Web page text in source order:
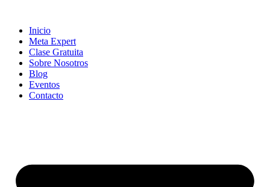
contentInicio
Meta Expert
Clase Gratuita
Sobre Nosotros
Blog
Eventos
Contacto